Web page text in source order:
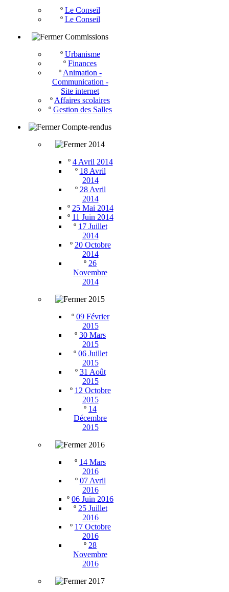
º Le Conseil
º Le Conseil
Commissions
º Urbanisme
º Finances
º Animation -
Communication -
Site internet
º Affaires scolaires
º Gestion des Salles
Compte-rendus
2014
º 4 Avril 2014
º 18 Avril
2014
º 28 Avril
2014
º 25 Mai 2014
º 11 Juin 2014
º 17 Juillet
2014
º 20 Octobre
2014
º 26
Novembre
2014
2015
º 09 Février
2015
º 30 Mars
2015
º 06 Juillet
2015
º 31 Août
2015
º 12 Octobre
2015
º 14
Décembre
2015
2016
º 14 Mars
2016
º 07 Avril
2016
º 06 Juin 2016
º 25 Juillet
2016
º 17 Octobre
2016
º 28
Novembre
2016
2017